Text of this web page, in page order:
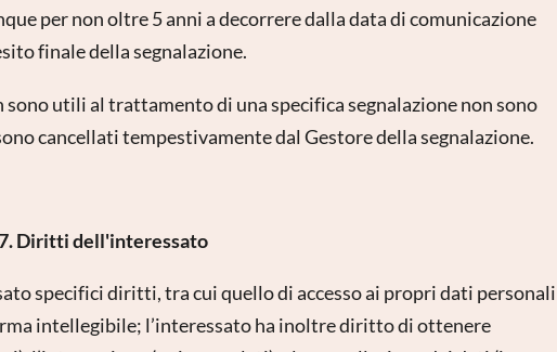
per non oltre 5 anni a decorrere dalla data di comunicazione
finale della segnalazione.
utili al trattamento di una specifica segnalazione non sono
cancellati tempestivamente dal Gestore della segnalazione.
Diritti dell'interessato
specifici diritti, tra cui quello di accesso ai propri dati personali
intellegibile; l’interessato ha inoltre diritto di ottenere